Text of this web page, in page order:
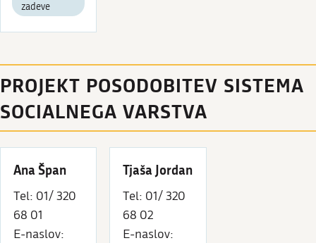
zadeve
PROJEKT POSODOBITEV SISTEMA
SOCIALNEGA VARSTVA
Ana Špan
Tel: 01/ 320
68 01
E-naslov:
Tjaša Jordan
Tel: 01/ 320
68 02
E-naslov: